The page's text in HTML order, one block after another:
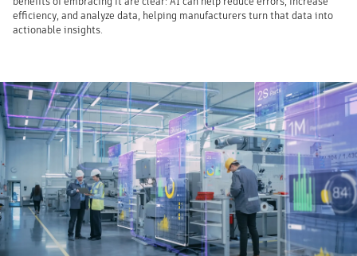
efficiency, and analyze data, helping manufacturers turn that data into
actionable insights.